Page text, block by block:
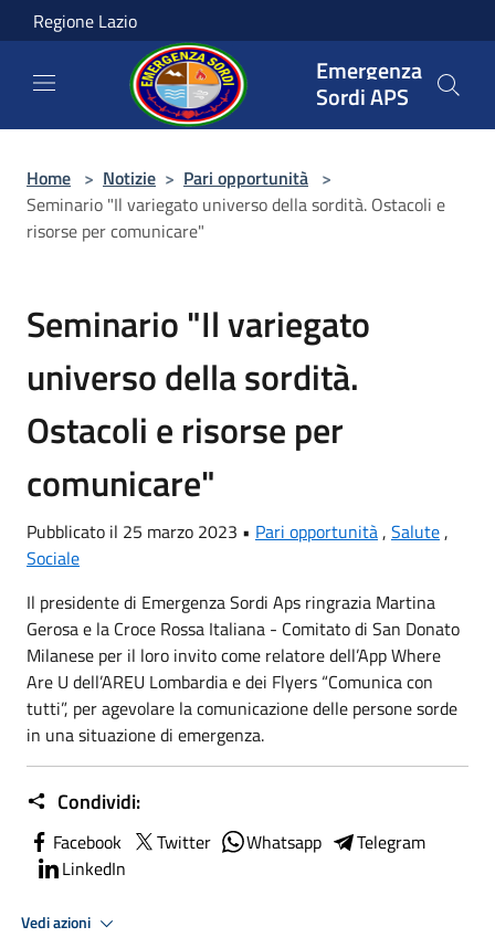
Salta al contenuto principale
Regione Lazio
Emergenza
Sordi APS
Home > Notizie > Pari opportunità >
Seminario "Il variegato universo della sordità. Ostacoli e
risorse per comunicare"
Seminario "Il variegato
universo della sordità.
Ostacoli e risorse per
comunicare"
Pubblicato il 25 marzo 2023 • Pari opportunità, Salute,
Sociale
Il presidente di Emergenza Sordi Aps ringrazia Martina
Gerosa e la Croce Rossa Italiana - Comitato di San Donato
Milanese per il loro invito come relatore dell’App Where
Are U dell’AREU Lombardia e dei Flyers “Comunica con
tutti”, per agevolare la comunicazione delle persone sorde
in una situazione di emergenza.
Condividi:
Facebook Twitter Whatsapp
Telegram
LinkedIn
Vedi azioni